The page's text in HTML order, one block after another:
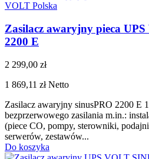
VOLT Polska
Zasilacz awaryjny pieca
2200 E
2 299,00 zł
1 869,11 złNetto
Zasilacz awaryjny sinusPRO 2200 E
bezprzerwowego zasilania m.in.:
(piece CO, pompy, sterowniki,
serwerów, zestawów...
Do koszyka